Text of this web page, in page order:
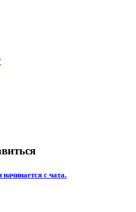
с чата.